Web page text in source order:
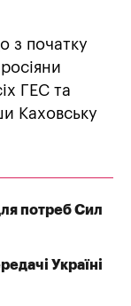
з початку
ГЕС та
Каховську
потреб Сил
Україні